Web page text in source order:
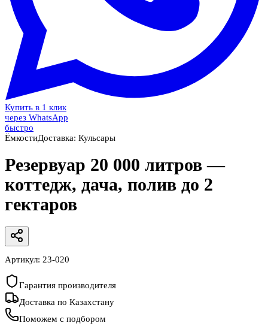
Купить в 1 клик
через WhatsApp
быстро
ЁмкостиДоставка: Кульсары
Резервуар 20 000 литров —
коттедж, дача, полив до 2
гектаров
Артикул: 23-020
Гарантия производителя
Доставка по Казахстану
Поможем с подбором